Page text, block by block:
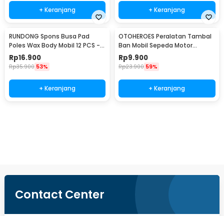
+ Keranjang + Keranjang
RUNDONG Spons Busa Pad
Poles Wax Body Mobil 12 PCS -
R2010
Rp16.900
Rp35.900 53%
+ Keranjang
OTOHEROES Peralatan Tambal
Ban Mobil Sepeda Motor
Tubeless - KBTB02
Rp9.900
Rp23.900 59%
+ Keranjang
Contact Center